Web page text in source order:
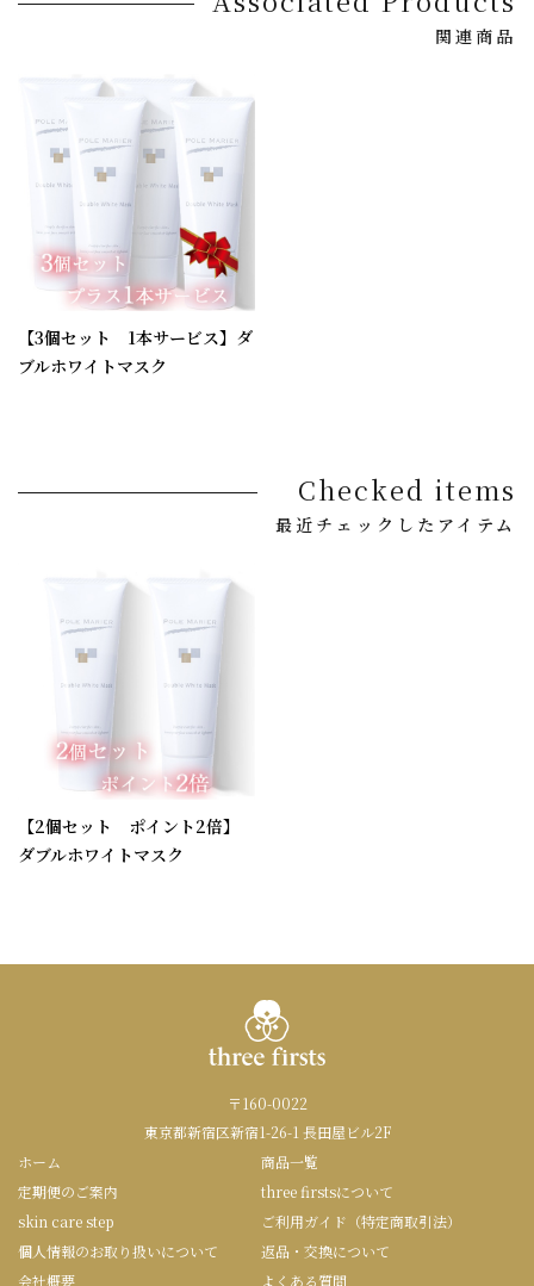
関連商品
【3個セット 1本サービス】ダ
ブルホワイトマスク
Checked items
最近チェックしたアイテム
【2個セット ポイント2倍】
ダブルホワイトマスク
〒160-0022
東京都新宿区新宿1-26-1 長田屋ビル2F
ホーム
商品一覧
定期便のご案内
three firstsについて
skin care step
ご利用ガイド（特定商取引法）
個人情報のお取り扱いについて
返品・交換について
会社概要
よくある質問